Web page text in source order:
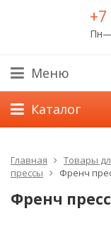
Меню
Каталог
Главная Товары
прессы
Френч
Френч